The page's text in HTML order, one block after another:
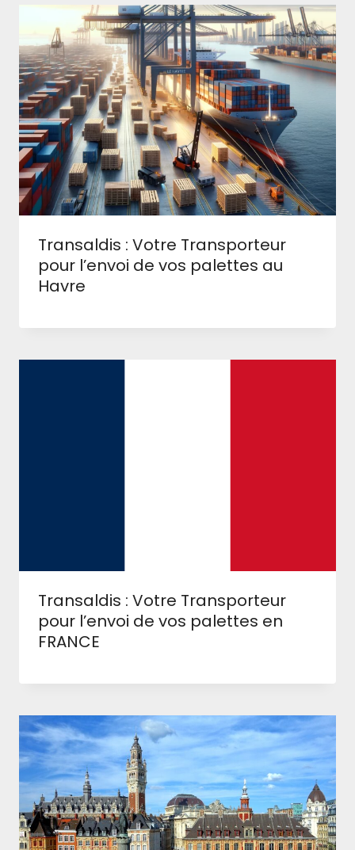
Transaldis : Votre Transporteur
pour l’envoi de vos palettes au
Havre
Transaldis : Votre Transporteur
pour l’envoi de vos palettes en
FRANCE